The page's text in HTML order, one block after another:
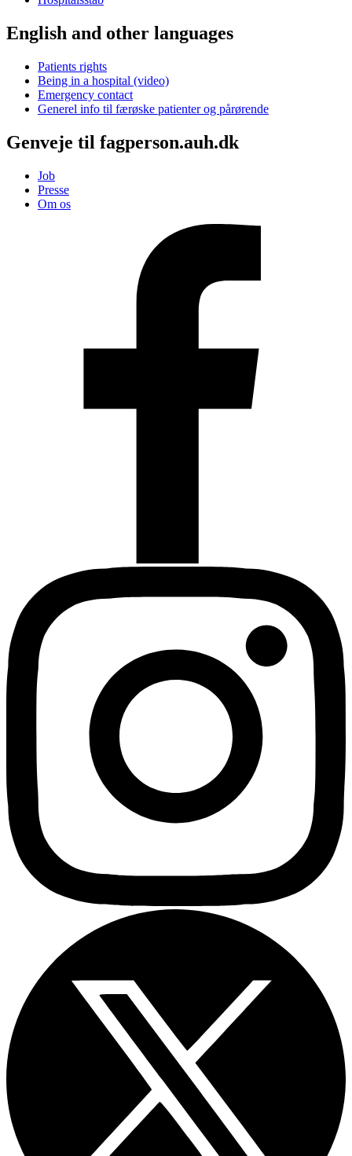
English and other languages
Patients rights
Being in a hospital (video)
Emergency contact
Generel info til færøske patienter og pårørende
Genveje til fagperson.auh.dk
Job
Presse
Om os